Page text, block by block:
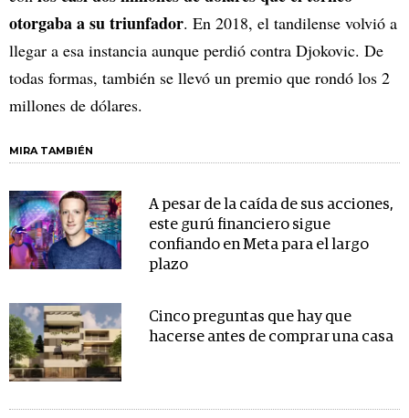
otorgaba a su triunfador. En 2018, el tandilense volvió a
llegar a esa instancia aunque perdió contra Djokovic. De
todas formas, también se llevó un premio que rondó los 2
millones de dólares.
MIRA TAMBIÉN
A pesar de la caída de sus acciones,
este gurú financiero sigue
confiando en Meta para el largo
plazo
Cinco preguntas que hay que
hacerse antes de comprar una casa